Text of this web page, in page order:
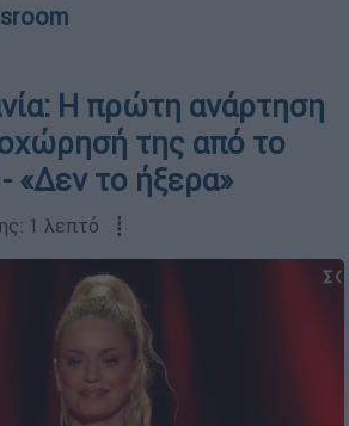
Η πρώτη ανάρτηση
της από το
«Δεν το ήξερα»
1 λεπτό ┋